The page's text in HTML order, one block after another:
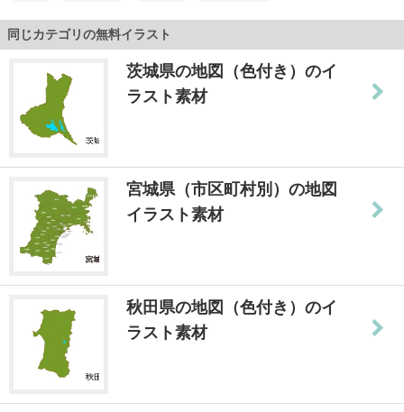
同じカテゴリの無料イラスト
茨城県の地図（色付き）のイ
ラスト素材
宮城県（市区町村別）の地図
イラスト素材
秋田県の地図（色付き）のイ
ラスト素材